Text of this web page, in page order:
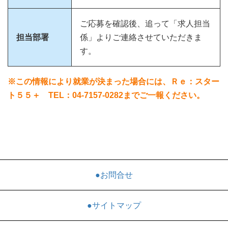
担当部署
ご応募を確認後、追って「求人担当
係」よりご連絡させていただきま
す。
※この情報により就業が決まった場合には、Ｒｅ：スター
ト５５＋ TEL：04-7157-0282までご一報ください。
●お問合せ
●サイトマップ